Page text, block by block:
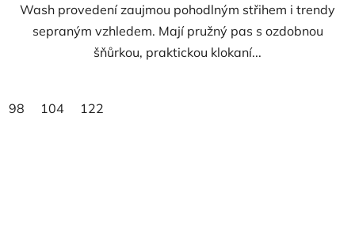
Wash provedení zaujmou pohodlným střihem i trendy
sepraným vzhledem. Mají pružný pas s ozdobnou
šňůrkou, praktickou klokaní...
98 104 122